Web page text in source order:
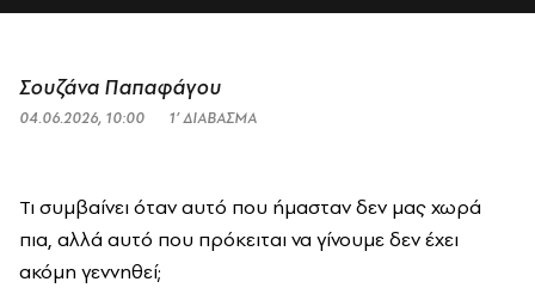
Σουζάνα Παπαφάγου
04.06.2026, 10:00 1’ ΔΙΑΒΑΣΜΑ
Τι συμβαίνει όταν αυτό που ήμασταν δεν μας χωρά
πια, αλλά αυτό που πρόκειται να γίνουμε δεν έχει
ακόμη γεννηθεί;